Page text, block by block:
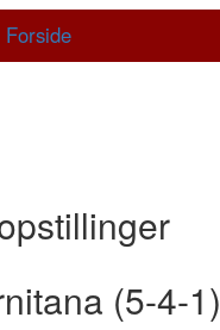
Forside
(5-4-1)